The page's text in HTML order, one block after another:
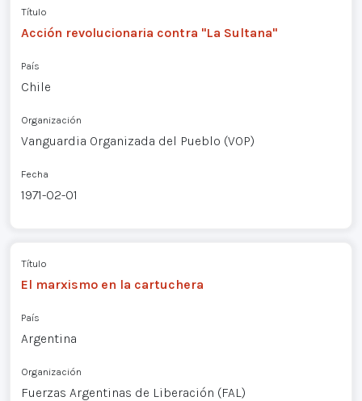
Título
Acción revolucionaria contra "La Sultana"
País
Chile
Organización
Vanguardia Organizada del Pueblo (VOP)
Fecha
1971-02-01
Título
El marxismo en la cartuchera
País
Argentina
Organización
Fuerzas Argentinas de Liberación (FAL)